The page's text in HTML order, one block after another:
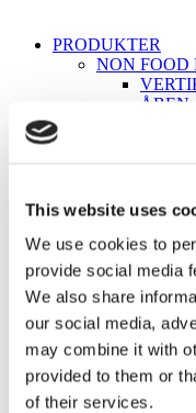
This website uses
We use cookies to
provide social media
We also share
our social media,
may combine it with
provided to them or
of their services.
PRODUKTER
NON FOOD
PRINT &
END-OF-